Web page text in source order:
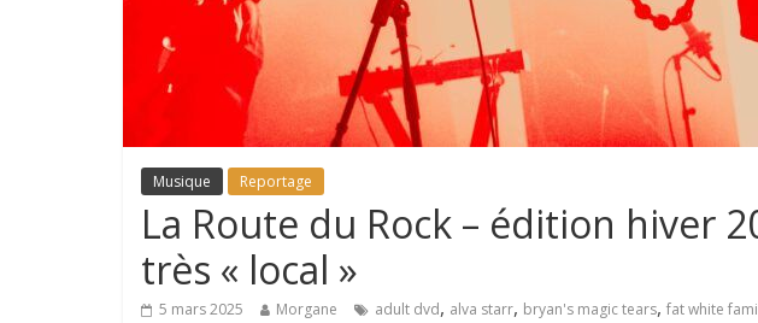
Musique Reportage
La Route du Rock – édition hiver
très « local »
5 mars 2025 Morgane adult dvd, alva starr, bryan's magic tears, fat white